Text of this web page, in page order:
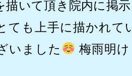
描いて頂き院内に掲
ても上手に描かれて
いました
梅雨明